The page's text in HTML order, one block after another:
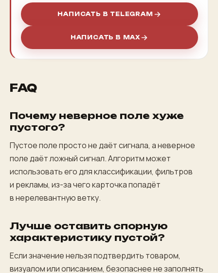
НАПИСАТЬ В TELEGRAM
НАПИСАТЬ В MAX
FAQ
Почему неверное поле хуже
пустого?
Пустое поле просто не даёт сигнала, а неверное
поле даёт ложный сигнал. Алгоритм может
использовать его для классификации, фильтров
и рекламы, из-за чего карточка попадёт
в нерелевантную ветку.
Лучше оставить спорную
характеристику пустой?
Если значение нельзя подтвердить товаром,
визуалом или описанием, безопаснее не заполнять